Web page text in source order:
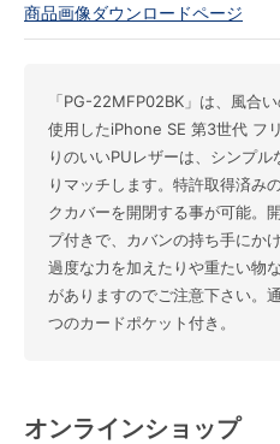
商品画像ダウンロードページ
「PG-22MFP02BK」は、風合
使用したiPhone SE 第3世代 フ
りのいいPUレザーは、シンプ
りマッチします。特許取得済み
クカバーを開閉する事が可能。
プ付きで、カバンの持ち手にか
過度な力を加えたりや重たい物
がありますのでご注意下さい。
つのカードポケット付き。
オンラインショップ